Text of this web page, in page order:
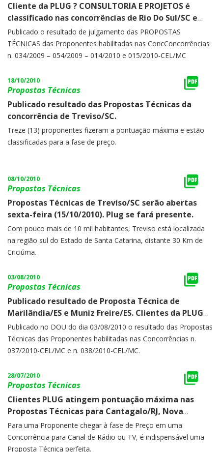
Cliente da PLUG ? CONSULTORIA E PROJETOS é
classificado nas concorrências de Rio Do Sul/SC e
Sobradinho/SC
Publicado o resultado de julgamento das PROPOSTAS
TÉCNICAS das Proponentes habilitadas nas ConcConcorrências
n. 034/2009 – 054/2009 – 014/2010 e 015/2010-CEL/MC
18/10/2010
Propostas Técnicas
Publicado resultado das Propostas Técnicas da
concorrência de Treviso/SC.
Treze (13) proponentes fizeram a pontuação máxima e estão
classificadas para a fase de preço.
08/10/2010
Propostas Técnicas
Propostas Técnicas de Treviso/SC serão abertas
sexta-feira (15/10/2010). Plug se fará presente.
Com pouco mais de 10 mil habitantes, Treviso está localizada
na região sul do Estado de Santa Catarina, distante 30 Km de
Criciúma.
03/08/2010
Propostas Técnicas
Publicado resultado de Proposta Técnica de
Marilândia/ES e Muniz Freire/ES. Clientes da PLUG
estão classificados.
Publicado no DOU do dia 03/08/2010 o resultado das Propostas
Técnicas das Proponentes habilitadas nas Concorrências n.
037/2010-CEL/MC e n. 038/2010-CEL/MC.
28/07/2010
Propostas Técnicas
Clientes PLUG atingem pontuação máxima nas
Propostas Técnicas para Cantagalo/RJ, Nova
Friburgo/RJ e Juazeiro do Norte/CE
Para uma Proponente chegar à fase de Preço em uma
Concorrência para Canal de Rádio ou TV, é indispensável uma
Proposta Técnica perfeita.